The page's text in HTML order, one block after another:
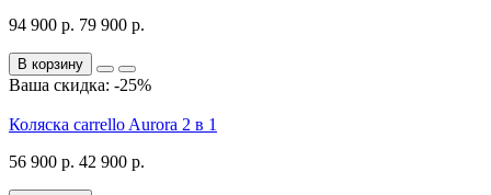
94 900 р. 79 900 р.
В корзину
Ваша скидка: -25%
Коляска carrello Aurora 2 в 1
56 900 р. 42 900 р.